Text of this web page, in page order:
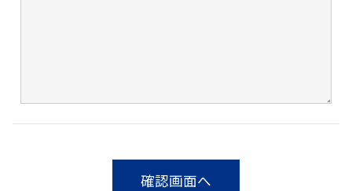
確認画面へ